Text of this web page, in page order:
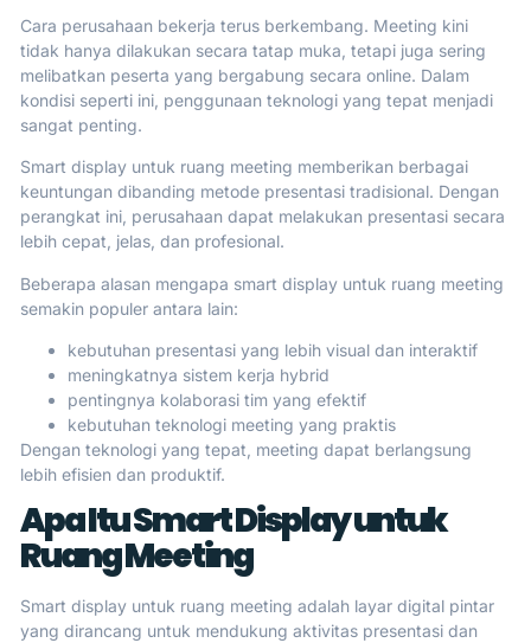
Cara perusahaan bekerja terus berkembang. Meeting kini
tidak hanya dilakukan secara tatap muka, tetapi juga sering
melibatkan peserta yang bergabung secara online. Dalam
kondisi seperti ini, penggunaan teknologi yang tepat menjadi
sangat penting.
Smart display untuk ruang meeting memberikan berbagai
keuntungan dibanding metode presentasi tradisional. Dengan
perangkat ini, perusahaan dapat melakukan presentasi secara
lebih cepat, jelas, dan profesional.
Beberapa alasan mengapa smart display untuk ruang meeting
semakin populer antara lain:
kebutuhan presentasi yang lebih visual dan interaktif
meningkatnya sistem kerja hybrid
pentingnya kolaborasi tim yang efektif
kebutuhan teknologi meeting yang praktis
Dengan teknologi yang tepat, meeting dapat berlangsung
lebih efisien dan produktif.
Apa Itu Smart Display untuk
Ruang Meeting
Smart display untuk ruang meeting adalah layar digital pintar
yang dirancang untuk mendukung aktivitas presentasi dan